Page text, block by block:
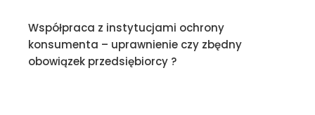
Współpraca z instytucjami ochrony
konsumenta – uprawnienie czy zbędny
obowiązek przedsiębiorcy ?